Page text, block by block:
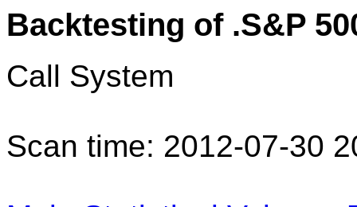
Backtesting of .S&P
Call System
Scan time: 2012-07-30